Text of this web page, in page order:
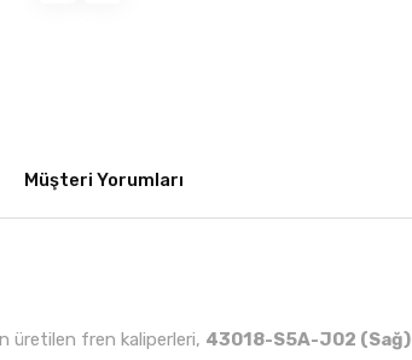
Müşteri Yorumları
üretilen fren kaliperleri, 43018-S5A-J02 (Sağ)